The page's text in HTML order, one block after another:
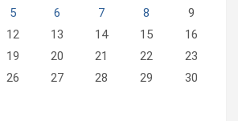
5 6 7 8
9
12 13 14 15
16
19 20 21 22
23
26 27 28 29
30